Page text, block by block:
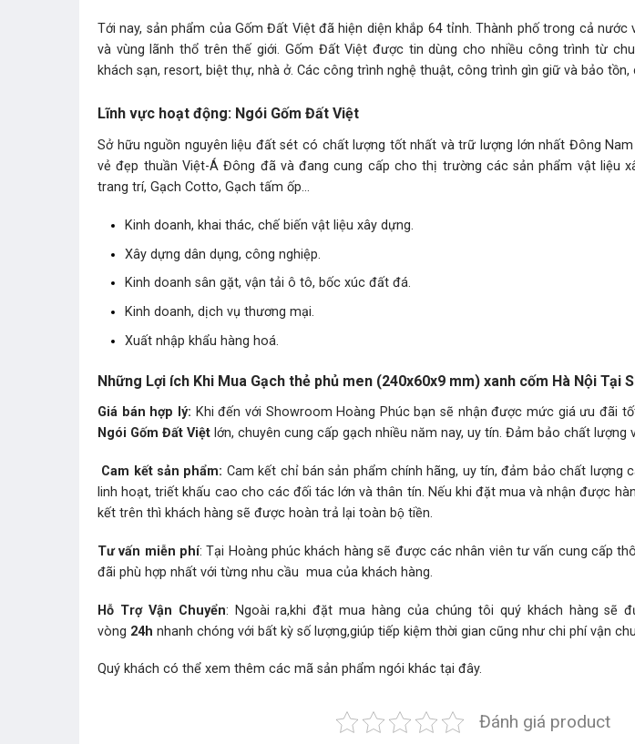
Tới nay, sản phẩm của Gốm Đất Việt đã hiện diện khắp 64 tỉnh. Thành phố trong cả
và vùng lãnh thổ trên thế giới. Gốm Đất Việt được tin dùng cho nhiều công trình từ
khách sạn, resort, biệt thự, nhà ở. Các công trình nghệ thuật, công trình gìn giữ và bảo
Lĩnh vực hoạt động: Ngói Gốm Đất Việt
Sở hữu nguồn nguyên liệu đất sét có chất lượng tốt nhất và trữ lượng lớn nhất Đông
vẻ đẹp thuần Việt-Á Đông đã và đang cung cấp cho thị trường các sản phẩm vật liệu
trang trí, Gạch Cotto, Gạch tấm ốp…
Kinh doanh, khai thác, chế biến vật liệu xây dựng.
Xây dựng dân dụng, công nghiệp.
Kinh doanh sân gặt, vận tải ô tô, bốc xúc đất đá.
Kinh doanh, dịch vụ thương mại.
Xuất nhập khẩu hàng hoá.
Những Lợi ích Khi Mua Gạch thẻ phủ men (240x60x9 mm) xanh cốm Hà Nội
Giá bán hợp lý: Khi đến với Showroom Hoàng Phúc bạn sẽ nhận được mức giá ưu đãi
Ngói Gốm Đất Việt lớn, chuyên cung cấp gạch nhiều năm nay, uy tín. Đảm bảo chất lượng
Cam kết sản phẩm: Cam kết chỉ bán sản phẩm chính hãng, uy tín, đảm bảo chất lượng
linh hoạt, triết khấu cao cho các đối tác lớn và thân tín. Nếu khi đặt mua và nhận được
kết trên thì khách hàng sẽ được hoàn trả lại toàn bộ tiền.
Tư vấn miễn phí: Tại Hoàng phúc khách hàng sẽ được các nhân viên tư vấn cung cấp
đãi phù hợp nhất với từng nhu cầu mua của khách hàng.
Hỗ Trợ Vận Chuyển: Ngoài ra,khi đặt mua hàng của chúng tôi quý khách hàng sẽ
vòng 24h nhanh chóng với bất kỳ số lượng,giúp tiếp kiệm thời gian cũng như chi phí vận
Quý khách có thể xem thêm các mã sản phẩm ngói khác tại đây.
Đánh giá product